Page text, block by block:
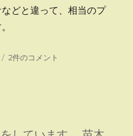
どと違って、相当のプ
第
了
2件のコメント